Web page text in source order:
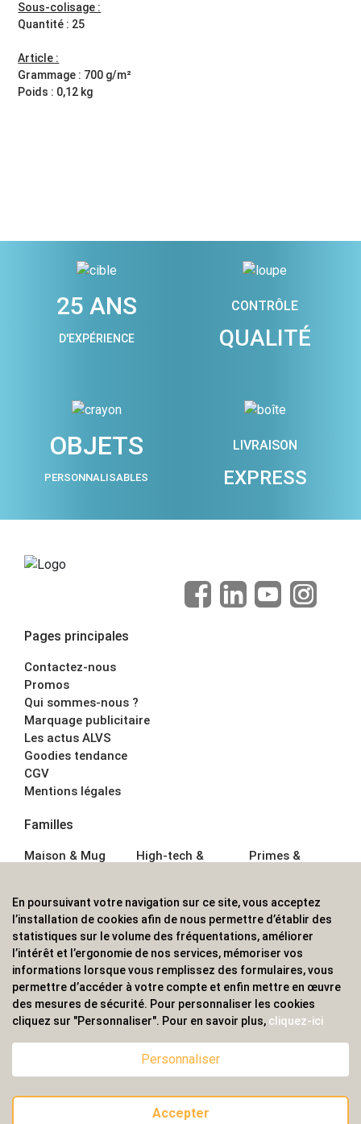
Sous-colisage :
Quantité : 25
Article :
Grammage : 700 g/m²
Poids : 0,12 kg
25 ANS
D'EXPÉRIENCE
CONTRÔLE
QUALITÉ
OBJETS
PERSONNALISABLES
LIVRAISON
EXPRESS
Pages principales
Contactez-nous
Promos
Qui sommes-nous ?
Marquage publicitaire
Les actus ALVS
Goodies tendance
CGV
Mentions légales
Familles
Maison & Mug
Écriture
Bagagerie sacs
High-tech &
Sport &
Outdoor
Enfant
Primes &
Boisson
Textile &
Casquette
Accessoires de
bureau
ALVS, fournisseur d'objets publicitaires, pour les
professionnels. Une implantation nationale, une
couverture internationale.
© 2020 ALVS
En poursuivant votre navigation sur ce site, vous acceptez
l’installation de cookies afin de nous permettre d’établir des
statistiques sur le volume des fréquentations, améliorer
l’intérêt et l’ergonomie de nos services, mémoriser vos
informations lorsque vous remplissez des formulaires, vous
permettre d’accéder à votre compte et enfin mettre en œuvre
des mesures de sécurité. Pour personnaliser les cookies
cliquez sur "Personnaliser". Pour en savoir plus, cliquez-ici
Personnaliser
Accepter